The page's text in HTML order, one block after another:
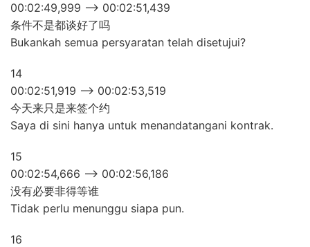
00:02:49,999 –> 00:02:51,439
条件不是都谈好了吗
Bukankah semua persyaratan telah disetujui?
14
00:02:51,919 –> 00:02:53,519
今天来只是来签个约
Saya di sini hanya untuk menandatangani kontrak.
15
00:02:54,666 –> 00:02:56,186
没有必要非得等谁
Tidak perlu menunggu siapa pun.
16